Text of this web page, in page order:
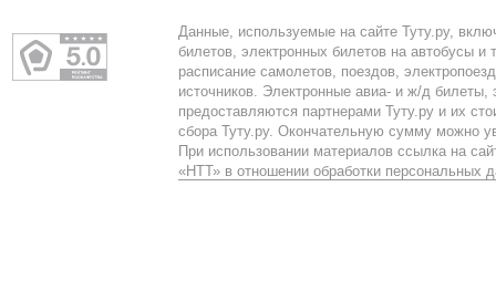
Данные, используемые на сайте Туту.ру,
билетов, электронных билетов на автобусы и
расписание самолетов, поездов,
источников. Электронные авиа- и ж/д билеты,
предоставляются партнерами Туту.ру и их
сбора Туту.ру. Окончательную сумму можно
При использовании материалов ссылка на
«НТТ» в отношении обработки персональных